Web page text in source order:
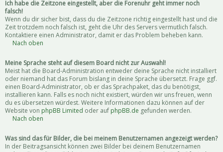
Ich habe die Zeitzone eingestellt, aber die Forenuhr geht immer noch
falsch!
Wenn du dir sicher bist, dass du die Zeitzone richtig eingestellt hast und die
Zeit trotzdem noch falsch ist, geht die Uhr des Servers vermutlich falsch.
Kontaktiere einen Administrator, damit er das Problem beheben kann.
Nach oben
Meine Sprache steht auf diesem Board nicht zur Auswahl!
Meist hat die Board-Administration entweder deine Sprache nicht installiert
oder niemand hat das Forum bislang in deine Sprache übersetzt. Frage ggf.
einen Board-Administrator, ob er das Sprachpaket, das du benötigst,
installieren kann. Falls es noch nicht existiert, würden wir uns freuen, wenn
du es übersetzen würdest. Weitere Informationen dazu können auf der
Website von phpBB Limited oder auf phpBB.de gefunden werden.
Nach oben
Was sind das für Bilder, die bei meinem Benutzernamen angezeigt werden?
In der Beitragsansicht können zwei Bilder bei deinem Benutzernamen